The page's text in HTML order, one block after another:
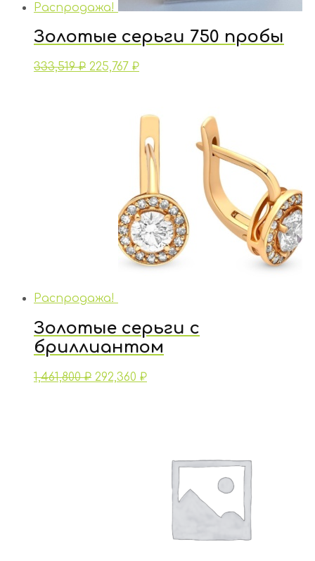
Распродажа!
Золотые серьги 750 пробы
333,519₽ 225,767 ₽
Распродажа!
Золотые серьги с
бриллиантом
1,461,800₽ 292,360 ₽